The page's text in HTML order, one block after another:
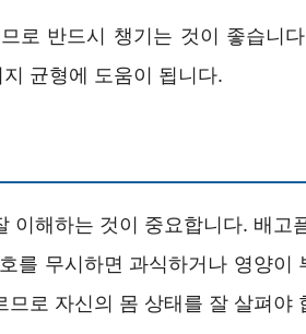
로 반드시 챙기는 것이 좋습니
균형에 도움이 됩니다.
이해하는 것이 중요합니다. 배고
를 무시하면 과식하거나 영양이
로 자신의 몸 상태를 잘 살펴야